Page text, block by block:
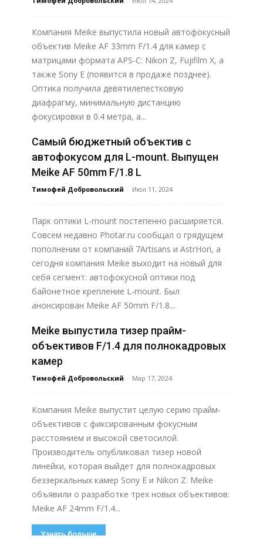
Компания Meike выпустила новый автофокусный
объектив Meike AF 33mm F/1.4 для камер с
матрицами формата APS-C: Nikon Z, Fujifilm X, а
также Sony E (появится в продаже позднее).
Оптика получила девятилепестковую
диафрагму, минимальную дистанцию
фокусировки в 0.4 метра, а...
Узнать больше
Самый бюджетный объектив с
автофокусом для L-mount. Выпущен
Meike AF 50mm F/1.8 L
Тимофей Добровольский - Июл 11, 2024
Парк оптики L-mount постепенно расширяется.
Совсем недавно Photar.ru сообщал о грядущем
пополнении от компаний 7Artisans и AstrHori, а
сегодня компания Meike выходит на новый для
себя сегмент: автофокусной оптики под
байонетное крепление L-mount. Был
анонсирован Meike AF 50mm F/1.8...
Узнать больше
Meike выпустила тизер прайм-
объективов F/1.4 для полнокадровых
камер
Тимофей Добровольский - Мар 17, 2024
Компания Meike выпустит целую серию прайм-
объективов с фиксированным фокусным
расстоянием и высокой светосилой.
Производитель опубликовал тизер новой
линейки, которая выйдет для полнокадровых
беззеркальных камер Sony E и Nikon Z. Meike
объявили о разработке трех новых объективов:
Meike AF 24mm F/1.4...
Узнать больше